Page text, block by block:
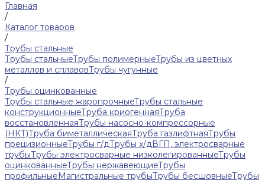
Главная
/
Каталог товаров
/
Трубы стальные
Трубы стальныеТрубы полимерныеТрубы из цветных
металлов и сплавовТрубы чугунные
/
Трубы оцинкованные
Трубы стальные жаропрочныеТрубы стальные
конструкционныеТруба криогеннаяТруба
восстановленнаяТрубы насосно-компрессорные
(НКТ)Труба биметаллическаяТруба газлифтнаяТрубы
прецизионныеТрубы г/дТрубы х/дВГП, электросварные
трубыТрубы электросварные низколегированныеТрубы
оцинкованныеТрубы нержавеющиеТрубы
профильныеМагистральные трубыТрубы бесшовныеТрубы